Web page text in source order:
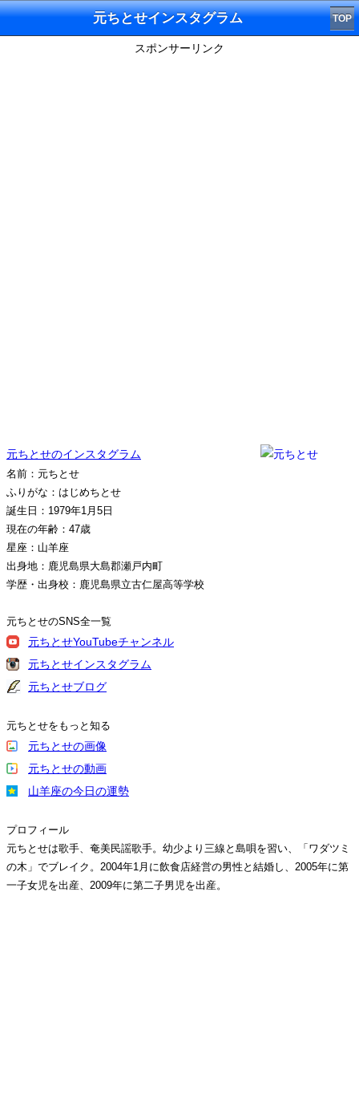
元ちとせインスタグラム TOP
スポンサーリンク
元ちとせのインスタグラム
名前：元ちとせ
ふりがな：はじめちとせ
誕生日：1979年1月5日
現在の年齢：47歳
星座：山羊座
出身地：鹿児島県大島郡瀬戸内町
学歴・出身校：鹿児島県立古仁屋高等学校
元ちとせのSNS全一覧
元ちとせYouTubeチャンネル
元ちとせインスタグラム
元ちとせブログ
元ちとせをもっと知る
元ちとせの画像
元ちとせの動画
山羊座の今日の運勢
プロフィール
元ちとせは歌手、奄美民謡歌手。幼少より三線と島唄を習い、「ワダツミ
の木」でブレイク。2004年1月に飲食店経営の男性と結婚し、2005年に第
一子女児を出産、2009年に第二子男児を出産。